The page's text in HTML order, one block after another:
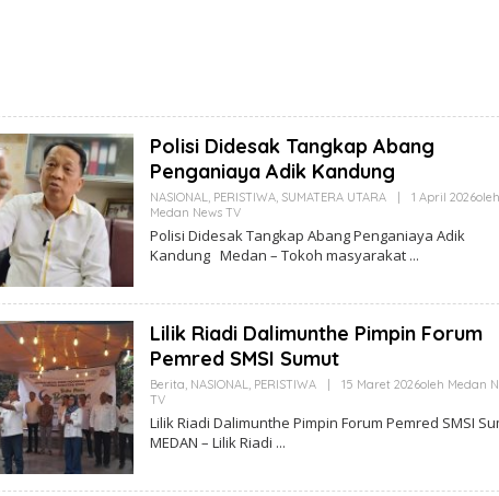
Polisi Didesak Tangkap Abang
Penganiaya Adik Kandung
NASIONAL PERISTIWA SUMATERA UTARA | 1 April 2026Oleh
Medan News TV
Polisi Didesak Tangkap Abang Penganiaya Adik
Kandung Medan – Tokoh masyarakat
Lilik Riadi Dalimunthe Pimpin Forum
Pemred SMSI Sumut
Berita NASIONAL PERISTIWA | 15 Maret 2026Oleh Medan
TV
Lilik Riadi Dalimunthe Pimpin Forum Pemred SMSI
MEDAN – Lilik Riadi